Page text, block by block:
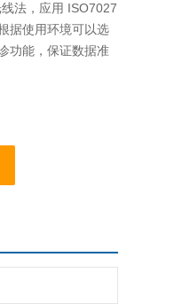
法，应用 ISO7027
据使用环境可以选
功能，保证数据准